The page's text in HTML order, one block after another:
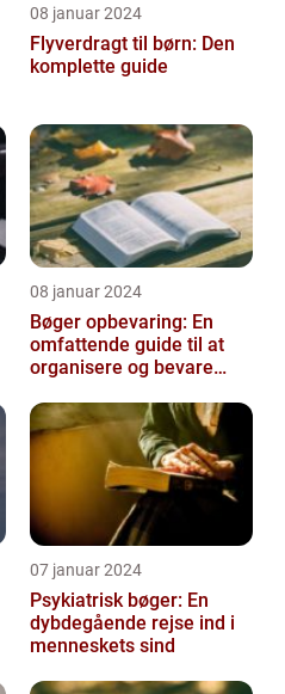
08 januar 2024
Flyverdragt til børn: Den
komplette guide
08 januar 2024
Bøger opbevaring: En
omfattende guide til at
organisere og bevare
07 januar 2024
Psykiatrisk bøger: En
dybdegående rejse ind i
menneskets sind